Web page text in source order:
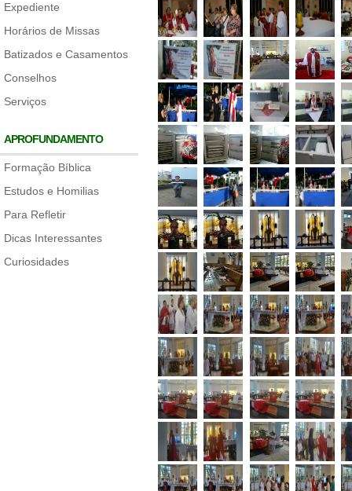
Expediente
Horários de Missas
Batizados e Casamentos
Conselhos
Serviços
APROFUNDAMENTO
Formação Bíblica
Estudos e Homilias
Para Refletir
Dicas Interessantes
Curiosidades